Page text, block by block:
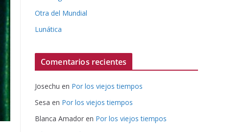
Otra del Mundial
Lunática
Comentarios recientes
Josechu en Por los viejos tiempos
Sesa en Por los viejos tiempos
Blanca Amador en Por los viejos tiempos